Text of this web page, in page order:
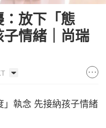
放下「態
情緒｜尚瑞
」執念 先接納孩子情緒